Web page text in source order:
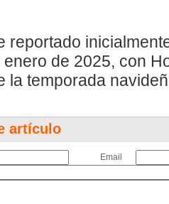
reportado
de 2025, con
la temporada
artículo
Email